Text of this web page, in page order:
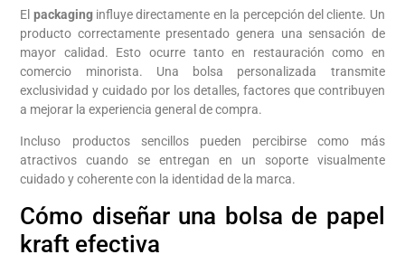
El packaginginfluye directamente en la percepción del cliente. Un
producto correctamente presentado genera una sensación de
mayor calidad. Esto ocurre tanto en restauración como en
comercio minorista. Una bolsa personalizada transmite
exclusividad y cuidado por los detalles, factores que contribuyen
a mejorar la experiencia general de compra.
Incluso productos sencillos pueden percibirse como más
atractivos cuando se entregan en un soporte visualmente
cuidado y coherente con la identidad de la marca.
Cómo diseñar una bolsa de papel
kraft efectiva